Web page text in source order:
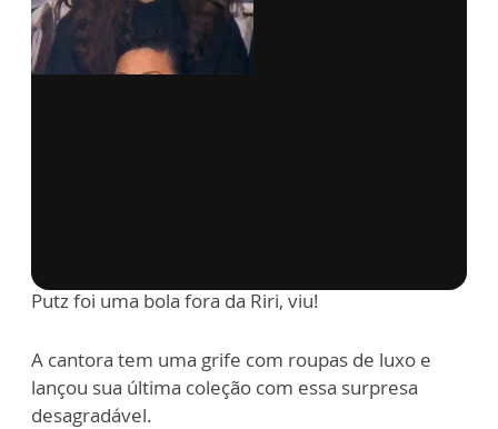
Putz foi uma bola fora da Riri, viu!
A cantora tem uma grife com roupas de luxo e
lançou sua última coleção com essa surpresa
desagradável.